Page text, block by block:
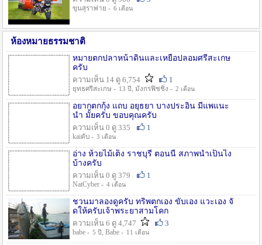
ขุนสุราพ่าย - 6 เดือน
ห้องหมายธรรมชาติ
หมายตกปลาหน้าดินและเหยื่อปลอมศรีสะเกษ
ครับ
ความเห็น 14 ดู 6,754
1
ยุทธศรีสะเกษ - 13 ปี , มังกรฟิชชิ่ง - 2 เดือน
อยากตกกุ้ง แถบ อยุธยา บางประอิน มีแพแนะ
นำ มั้ยครับ ขอบคุณครับ
ความเห็น 0 ดู 335
1
kaiคับ - 3 เดือน
อ่าง ห้วยไม้เต็ง ราชบุรี ตอนนี้ สภาพน้ำเป็นไง
บ้างครับ
ความเห็น 0 ดู 379
1
NatCyber - 4 เดือน
ชวนมาลองดูครับ ทริพตกเอง ขับเอง แวะเอง จั
ดให้ครับเจ้าพระยาสามโคก
ความเห็น 6 ดู 4,747
3
babe - 5 ปี , Babe - 11 เดือน